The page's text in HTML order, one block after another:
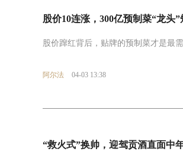
股价10连涨，300亿预制菜“龙头
股价蹿红背后，贴牌的预制菜才是最需
阿尔法 04-03 13:38
“救火式”换帅，迎驾贡酒直面中